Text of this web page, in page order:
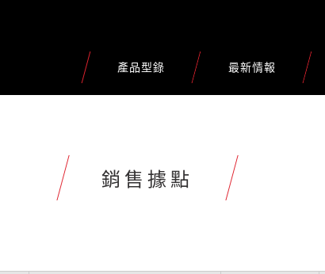
產品型錄 最新情報
銷售據點